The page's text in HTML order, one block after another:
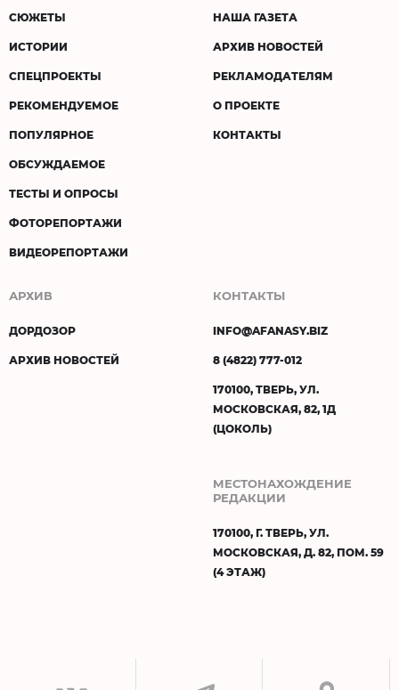
СЮЖЕТЫ
ИСТОРИИ
СПЕЦПРОЕКТЫ
РЕКОМЕНДУЕМОЕ
ПОПУЛЯРНОЕ
ОБСУЖДАЕМОЕ
ТЕСТЫ И ОПРОСЫ
ФОТОРЕПОРТАЖИ
ВИДЕОРЕПОРТАЖИ
НАША ГАЗЕТА
АРХИВ НОВОСТЕЙ
РЕКЛАМОДАТЕЛЯМ
О ПРОЕКТЕ
КОНТАКТЫ
АРХИВ
ДОРДОЗОР
АРХИВ НОВОСТЕЙ
КОНТАКТЫ
INFO@AFANASY.BIZ
8 (4822) 777-012
170100, ТВЕРЬ, УЛ.
МОСКОВСКАЯ, 82, 1Д
(ЦОКОЛЬ)
МЕСТОНАХОЖДЕНИЕ
РЕДАКЦИИ
170100, Г. ТВЕРЬ, УЛ.
МОСКОВСКАЯ, Д. 82, ПОМ. 59
(4 ЭТАЖ)